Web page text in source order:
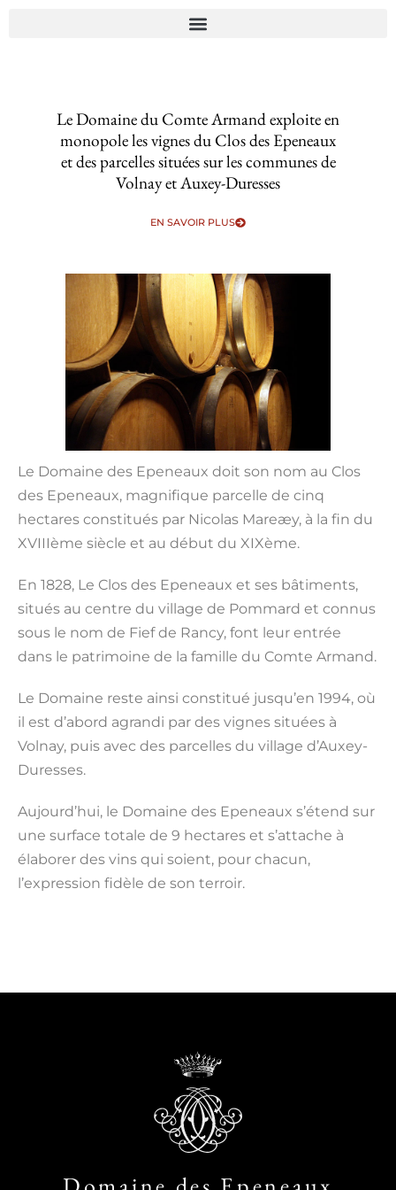
Le Domaine du Comte Armand exploite en
monopole les vignes du Clos des Epeneaux
et des parcelles situées sur les communes de
Volnay et Auxey-Duresses
EN SAVOIR PLUS
Le Domaine des Epeneaux doit son nom au Clos
des Epeneaux, magnifique parcelle de cinq
hectares constitués par Nicolas Mareæy, à la fin du
XVIIIème siècle et au début du XIXème.
En 1828, Le Clos des Epeneaux et ses bâtiments,
situés au centre du village de Pommard et connus
sous le nom de Fief de Rancy, font leur entrée
dans le patrimoine de la famille du Comte Armand.
Le Domaine reste ainsi constitué jusqu’en 1994, où
il est d’abord agrandi par des vignes situées à
Volnay, puis avec des parcelles du village d’Auxey-
Duresses.
Aujourd’hui, le Domaine des Epeneaux s’étend sur
une surface totale de 9 hectares et s’attache à
élaborer des vins qui soient, pour chacun,
l’expression fidèle de son terroir.